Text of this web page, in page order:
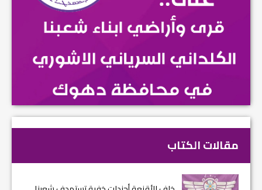
مقالات الكتاب